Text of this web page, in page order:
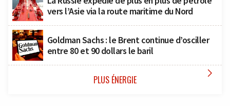
vers l’Asie via la route maritime du Nord
Goldman Sachs : le Brent continue d’osciller
entre 80 et 90 dollars le baril
PLUS ÉNERGIE 